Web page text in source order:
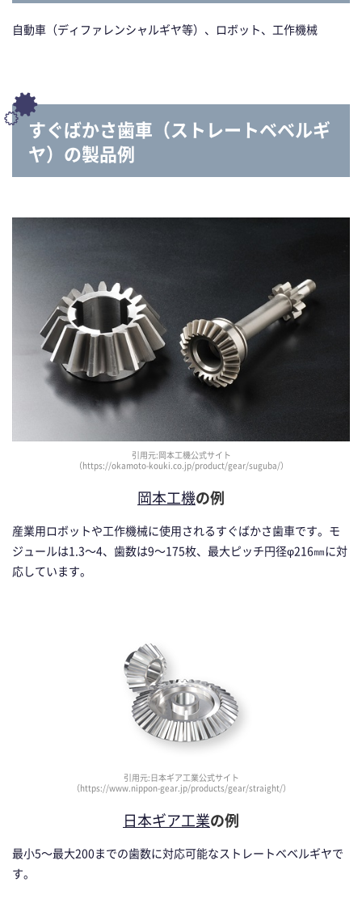
自動車（ディファレンシャルギヤ等）、ロボット、工作機械
すぐばかさ歯車（ストレートベベルギ
ヤ）の製品例
引用元:岡本工機公式サイト
（https://okamoto-kouki.co.jp/product/gear/suguba/）
岡本工機の例
産業用ロボットや工作機械に使用されるすぐばかさ歯車です。モ
ジュールは1.3～4、歯数は9～175枚、最大ピッチ円径φ216㎜に対
応しています。
引用元:日本ギア工業公式サイト
（https://www.nippon-gear.jp/products/gear/straight/）
日本ギア工業の例
最小5～最大200までの歯数に対応可能なストレートベベルギヤで
す。